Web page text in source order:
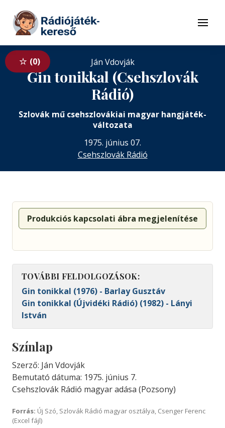
Tovább a tartalomhoz
Menü
0 Ján Vdovják
Gin tonikkal (Csehszlovák
Rádió)
Szlovák mű csehszlovákiai magyar hangjáték-
változata
1975. június 07.
Csehszlovák Rádió
Produkciós kapcsolati ábra megjelenítése
TOVÁBBI FELDOLGOZÁSOK:
Gin tonikkal (1976) - Barlay Gusztáv
Gin tonikkal (Újvidéki Rádió) (1982) - Lányi
István
Színlap
Szerző: Ján Vdovják
Bemutató dátuma: 1975. június 7.
Csehszlovák Rádió magyar adása (Pozsony)
Forrás: Új Szó, Szlovák Rádió magyar osztálya, Csenger Ferenc
(Excel fájl)